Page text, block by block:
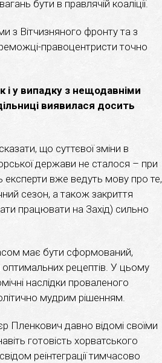
бути в правлячій коаліції.
з Вітчизняного фронту та з
правоцентристи точно
і у випадку з нещодавніми
виявилася досить
що суттєвої зміни в
держави не сталося – при
вже ведуть мову про те,
сезон, а також закриття
працювати на Захід) сильно
має бути сформований,
рецептів. У цьому
наслідки проваленого
мудрим рішенням.
Пленкович давно відомі своїми
готовість хорватського
реінтеграції тимчасово